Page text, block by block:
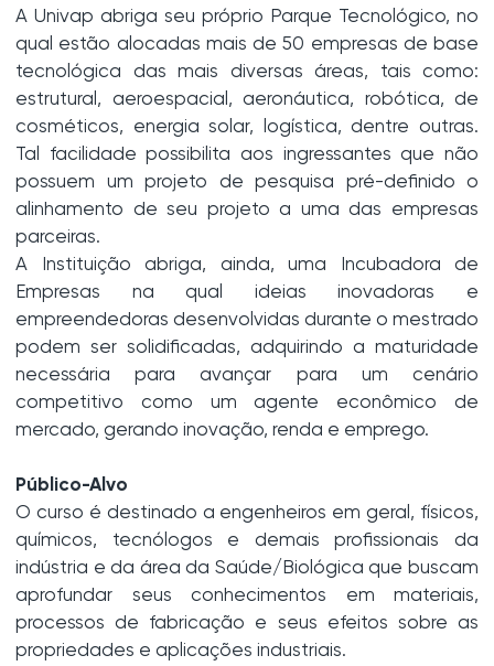
A Univap abriga seu próprio Parque Tecnológico, no
qual estão alocadas mais de 50 empresas de base
tecnológica das mais diversas áreas, tais como:
estrutural, aeroespacial, aeronáutica, robótica, de
cosméticos, energia solar, logística, dentre outras.
Tal facilidade possibilita aos ingressantes que não
possuem um projeto de pesquisa pré-definido o
alinhamento de seu projeto a uma das empresas
parceiras.
A Instituição abriga, ainda, uma Incubadora de
Empresas na qual ideias inovadoras e
empreendedoras desenvolvidas durante o mestrado
podem ser solidificadas, adquirindo a maturidade
necessária para avançar para um cenário
competitivo como um agente econômico de
mercado, gerando inovação, renda e emprego.
Público-Alvo
O curso é destinado a engenheiros em geral, físicos,
químicos, tecnólogos e demais profissionais da
indústria e da área da Saúde/Biológica que buscam
aprofundar seus conhecimentos em materiais,
processos de fabricação e seus efeitos sobre as
propriedades e aplicações industriais.